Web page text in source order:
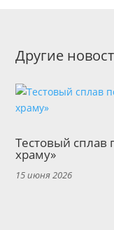
Другие
Тестовый сплав
храму»
15 июня 2026